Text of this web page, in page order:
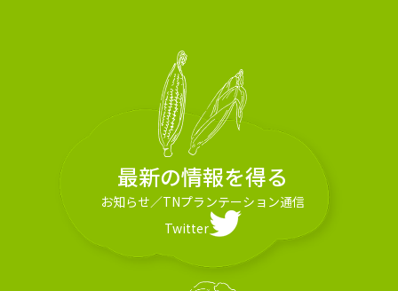
最新の情報を得る
お知らせ／TNプランテーション通信
Twitter